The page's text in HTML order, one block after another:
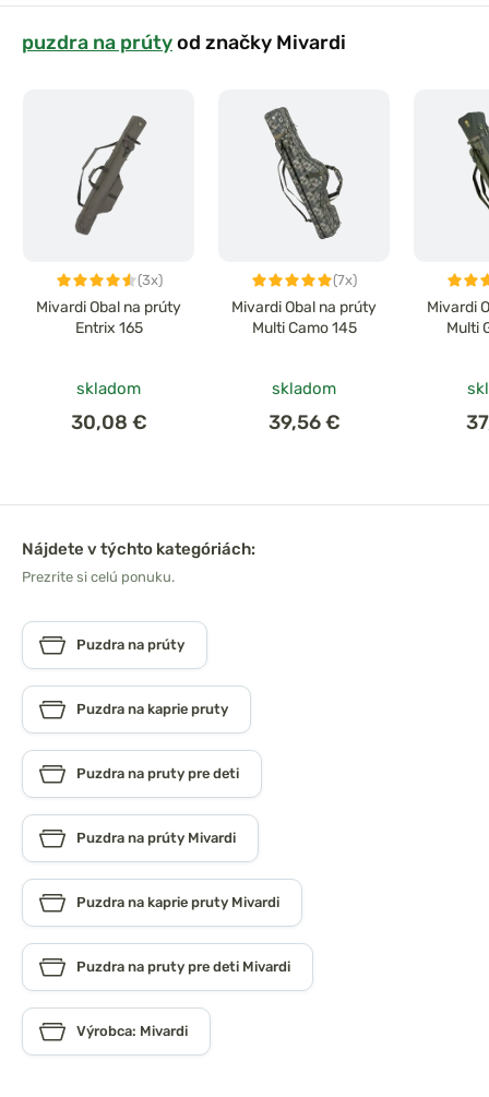
puzdra na prútyod značky Mivardi
(3x)
Mivardi Obal na prúty
Entrix 165
skladom
30,08 €
(7x)
Mivardi Obal na prúty
Multi Camo 145
skladom
39,56 €
Mivardi
Multi
Nájdete v týchto kategóriách:
Prezrite si celú ponuku.
Puzdra na prúty
Puzdra na kaprie pruty
Puzdra na pruty pre deti
Puzdra na prúty Mivardi
Puzdra na kaprie pruty Mivardi
Puzdra na pruty pre deti Mivardi
Výrobca: Mivardi